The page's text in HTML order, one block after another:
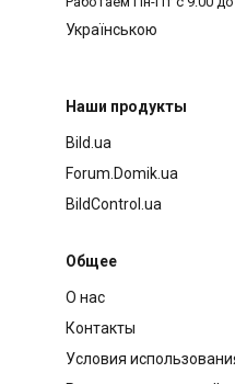
Українською
Наши продукты
Bild.ua
Forum.Domik.ua
BildControl.ua
Общее
О нас
Контакты
Условия